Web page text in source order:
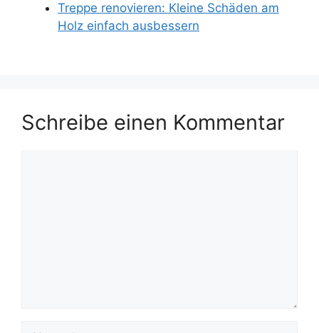
Treppe renovieren: Kleine Schäden am
Holz einfach ausbessern
Schreibe einen Kommentar